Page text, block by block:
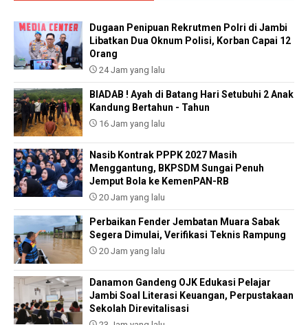
Dugaan Penipuan Rekrutmen Polri di Jambi
Libatkan Dua Oknum Polisi, Korban Capai 12
Orang
24 Jam yang lalu
BIADAB ! Ayah di Batang Hari Setubuhi 2 Anak
Kandung Bertahun - Tahun
16 Jam yang lalu
Nasib Kontrak PPPK 2027 Masih
Menggantung, BKPSDM Sungai Penuh
Jemput Bola ke KemenPAN-RB
20 Jam yang lalu
Perbaikan Fender Jembatan Muara Sabak
Segera Dimulai, Verifikasi Teknis Rampung
20 Jam yang lalu
Danamon Gandeng OJK Edukasi Pelajar
Jambi Soal Literasi Keuangan, Perpustakaan
Sekolah Direvitalisasi